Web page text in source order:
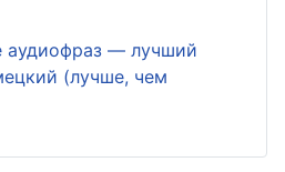
аудиофраз — лучший
(лучше, чем